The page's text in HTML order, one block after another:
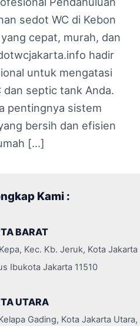
sedot WC di Kebon
cepat, murah, dan
hadir
untuk mengatasi
dan septic tank Anda.
pentingnya sistem
bersih dan efisien
[…]
Kami :
BARAT
Kec. Kb. Jeruk, Kota Jakarta
Ibukota Jakarta 11510
UTARA
Gading, Kota Jakarta Utara,